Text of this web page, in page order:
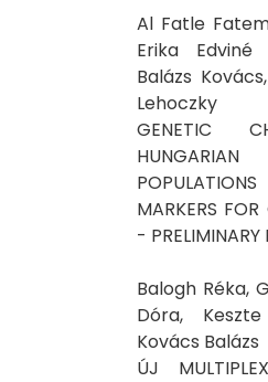
Al Fatle
Erika
Balázs
Lehoczky
GENETIC
MARKERS
- PRELIMINARY
Balogh Réka,
Dóra,
Kovács Balázs
ÚJ